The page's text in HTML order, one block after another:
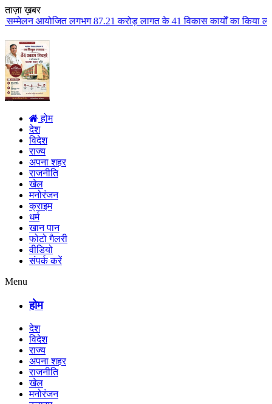
ताज़ा ख़बर
87.21 करोड़ लागत के 41 विकास कार्यों का किया लोकार्पण एवं
होम
देश
विदेश
राज्य
अपना शहर
राजनीति
खेल
मनोरंजन
क्राइम
धर्म
खान पान
फोटो गैलरी
वीडियो
संपर्क करें
Menu
होम
देश
विदेश
राज्य
अपना शहर
राजनीति
खेल
मनोरंजन